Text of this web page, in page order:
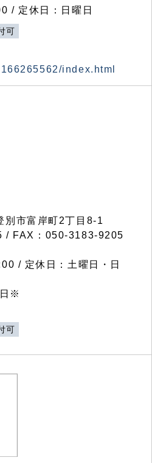
/ 定休日：日曜日
可
index.html
別市富岸町2丁目 8-1
/ FAX：050-3183-9205
/ 定休日：土曜日・日
※
可